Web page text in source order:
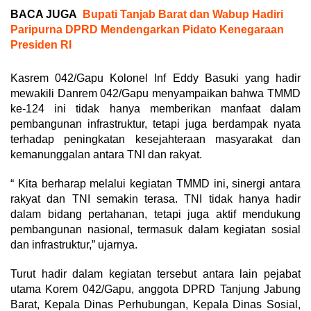
BACA JUGA
Bupati Tanjab Barat dan Wabup Hadiri
Paripurna DPRD Mendengarkan Pidato Kenegaraan
Presiden RI
Kasrem 042/Gapu Kolonel Inf Eddy Basuki yang hadir
mewakili Danrem 042/Gapu menyampaikan bahwa TMMD
ke-124 ini tidak hanya memberikan manfaat dalam
pembangunan infrastruktur, tetapi juga berdampak nyata
terhadap peningkatan kesejahteraan masyarakat dan
kemanunggalan antara TNI dan rakyat.
“ Kita berharap melalui kegiatan TMMD ini, sinergi antara
rakyat dan TNI semakin terasa. TNI tidak hanya hadir
dalam bidang pertahanan, tetapi juga aktif mendukung
pembangunan nasional, termasuk dalam kegiatan sosial
dan infrastruktur,” ujarnya.
Turut hadir dalam kegiatan tersebut antara lain pejabat
utama Korem 042/Gapu, anggota DPRD Tanjung Jabung
Barat, Kepala Dinas Perhubungan, Kepala Dinas Sosial,